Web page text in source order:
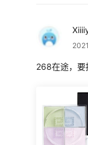
268在途，要